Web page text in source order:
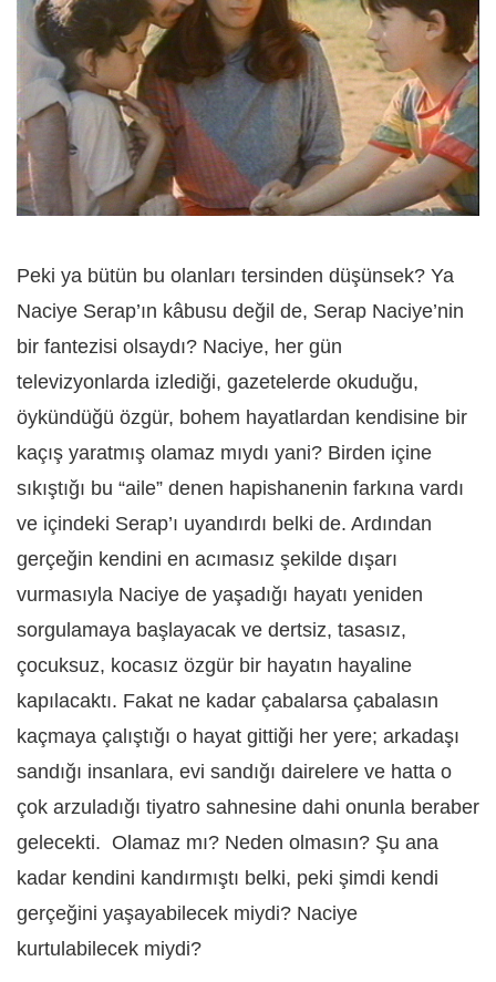
Peki ya bütün bu olanları tersinden düşünsek? Ya
Naciye Serap’ın kâbusu değil de, Serap Naciye’nin
bir fantezisi olsaydı? Naciye, her gün
televizyonlarda izlediği, gazetelerde okuduğu,
öykündüğü özgür, bohem hayatlardan kendisine bir
kaçış yaratmış olamaz mıydı yani? Birden içine
sıkıştığı bu “aile” denen hapishanenin farkına vardı
ve içindeki Serap’ı uyandırdı belki de. Ardından
gerçeğin kendini en acımasız şekilde dışarı
vurmasıyla Naciye de yaşadığı hayatı yeniden
sorgulamaya başlayacak ve dertsiz, tasasız,
çocuksuz, kocasız özgür bir hayatın hayaline
kapılacaktı. Fakat ne kadar çabalarsa çabalasın
kaçmaya çalıştığı o hayat gittiği her yere; arkadaşı
sandığı insanlara, evi sandığı dairelere ve hatta o
çok arzuladığı tiyatro sahnesine dahi onunla beraber
gelecekti. Olamaz mı? Neden olmasın? Şu ana
kadar kendini kandırmıştı belki, peki şimdi kendi
gerçeğini yaşayabilecek miydi? Naciye
kurtulabilecek miydi?